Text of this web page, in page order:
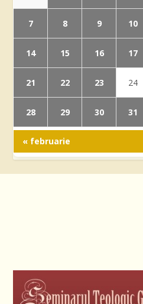
7 8 9 10
14 15 16 17
21 22 23 24
28 29 30 31
« februarie